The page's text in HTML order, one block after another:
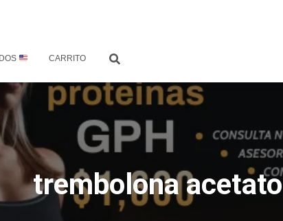
CARRITO
trembolona acetato